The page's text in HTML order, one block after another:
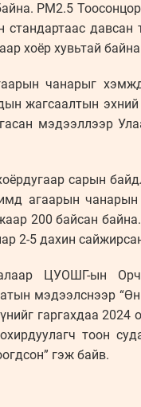
РМ2.5
давсан
хоёр хувьтай
чанарыг
жагсаалтын
мэдээллээр
сарын
агаарын
200 байсан
2-5 дахин
ЦУОШГ-ын
мэдээлснээр
гаргахдаа
тоон
гэж байв.